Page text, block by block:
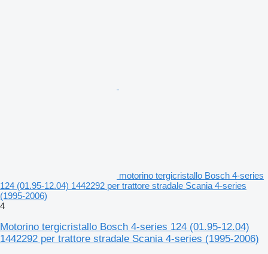
motorino tergicristallo Bosch 4-series
124 (01.95-12.04) 1442292 per trattore stradale Scania 4-series
(1995-2006)
4
Motorino tergicristallo Bosch 4-series 124 (01.95-12.04)
1442292 per trattore stradale Scania 4-series (1995-2006)